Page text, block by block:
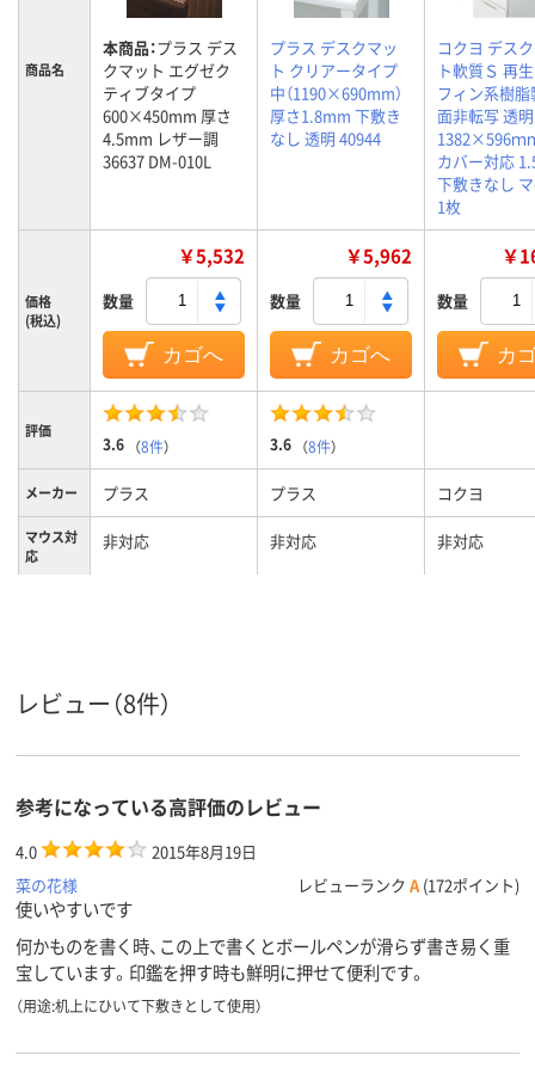
商品名
本商品：プラス デス
クマット エグゼク
ティブタイプ
600×450mm 厚さ
4.5mm レザー調
36637 DM-010L
プラス デスクマッ
ト クリアータイプ
中（1190×690mm）
厚さ1.8mm 下敷き
なし 透明 40944
コクヨ デス
ト軟質Ｓ 再
フィン系樹脂
面非転写 透明
1382×596ｍ
カバー対応
下敷きなし
1枚
価格
(税込)
￥5,532
数量
カゴへ
￥5,962
数量
カゴへ
￥
数量
カ
評価
3.6 （8件） 3.6 （8件）
メーカー プラス プラス コクヨ
マウス対
応
非対応 非対応 非対応
下敷き 下敷きなし
レビュー（8件）
参考になっている高評価のレビュー
4.0
2015年8月19日
菜の花様
レビューランク A (172ポイント)
使いやすいです
何かものを書く時、この上で書くとボールペンが滑らず書き易く重
宝しています。印鑑を押す時も鮮明に押せて便利です。
（用途:机上にひいて下敷きとして使用）